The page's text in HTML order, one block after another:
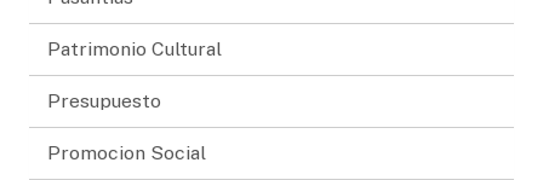
Patrimonio Cultural
Presupuesto
Promocion Social